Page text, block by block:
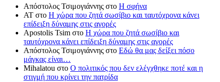
Απόστολος Τσιμογιάννης στο Η σφήνα
ΑΤ στο Η χώρα που ζητά σωσίβιο και ταυτόχρονα κάνει
επίδειξη δύναμης στις αγορές
Apostolis Tsim στο Η χώρα που ζητά σωσίβιο και
ταυτόχρονα κάνει επίδειξη δύναμης στις αγορές
Απόστολος Τσιμογιάννης στο Εδώ θα μας δείξει πόσο
μάγκας είναι…
Mihalatou στο Ο πολιτικός που δεν ελέγχθηκε ποτέ και η
στιγμή που κρίνει την πατρίδα